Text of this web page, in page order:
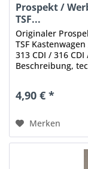
Prospekt /
TSF...
Originaler
TSF
313 CDI / 316
Beschreibung,
4,90 € *
Merken